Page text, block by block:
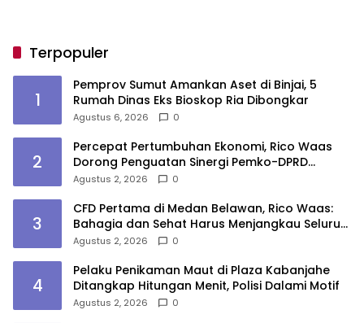
Terpopuler
1
Pemprov Sumut Amankan Aset di Binjai, 5
Rumah Dinas Eks Bioskop Ria Dibongkar
Agustus 6, 2026 0
2
Percepat Pertumbuhan Ekonomi, Rico Waas
Dorong Penguatan Sinergi Pemko-DPRD
Medan
Agustus 2, 2026 0
3
CFD Pertama di Medan Belawan, Rico Waas:
Bahagia dan Sehat Harus Menjangkau Seluruh
Sudut Kota Medan
Agustus 2, 2026 0
4
Pelaku Penikaman Maut di Plaza Kabanjahe
Ditangkap Hitungan Menit, Polisi Dalami Motif
Agustus 2, 2026 0